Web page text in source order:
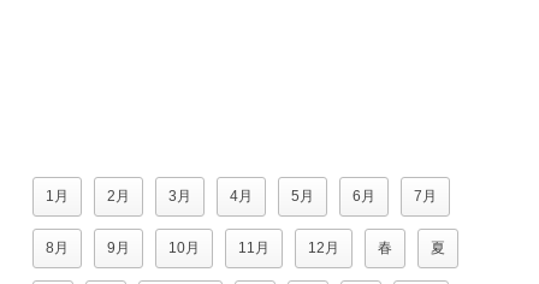
1月 2月 3月 4月 5月 6月 7月
8月 9月 10月 11月 12月 春 夏